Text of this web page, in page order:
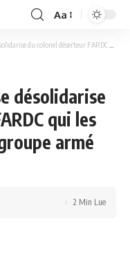
Font
Resizer
Aa
FARDC qui les appelle à rejoindre le groupe armé CRP.
désolidarise
qui les
armé
2 Min Lue